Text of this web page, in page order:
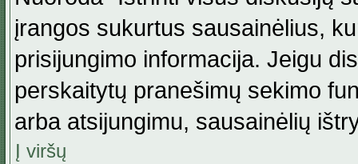
įrangos sukurtus sausainėlius,
prisijungimo informacija. Jeigu
perskaitytų pranešimų sekimo
arba atsijungimu, sausainėlių
Į viršų